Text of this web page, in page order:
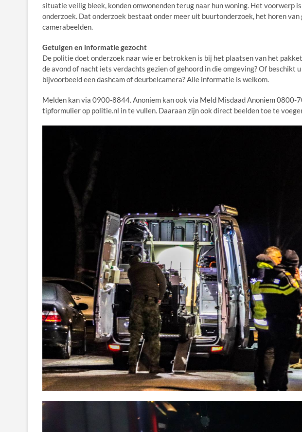
situatie veilig bleek, konden omwonenden terug naar hun woning. Het voorwerp
onderzoek. Dat onderzoek bestaat onder meer uit buurtonderzoek, het horen
camerabeelden.
Getuigen en informatie gezocht
De politie doet onderzoek naar wie er betrokken is bij het plaatsen van het
de avond of nacht iets verdachts gezien of gehoord in die omgeving? Of beschikt
bijvoorbeeld een dashcam of deurbelcamera? Alle informatie is welkom.
Melden kan via 0900-8844. Anoniem kan ook via Meld Misdaad Anoniem 0800-
tipformulier op politie.nl in te vullen. Daaraan zijn ook direct beelden toe te